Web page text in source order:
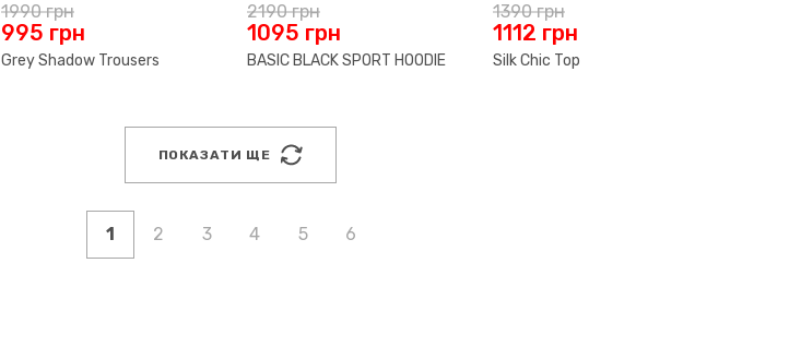
1990грн
995 грн
Grey Shadow Trousers
2190грн
1095 грн
BASIC BLACK SPORT HOODIE
1390грн
1112 грн
Silk Chiс Top
ПОКАЗАТИ ЩЕ
1 2 3 4 5 6